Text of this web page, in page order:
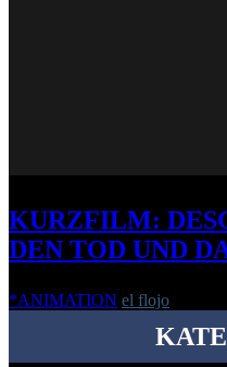
KURZFILM:
DEN TOD UND
*ANIMATION el flojo